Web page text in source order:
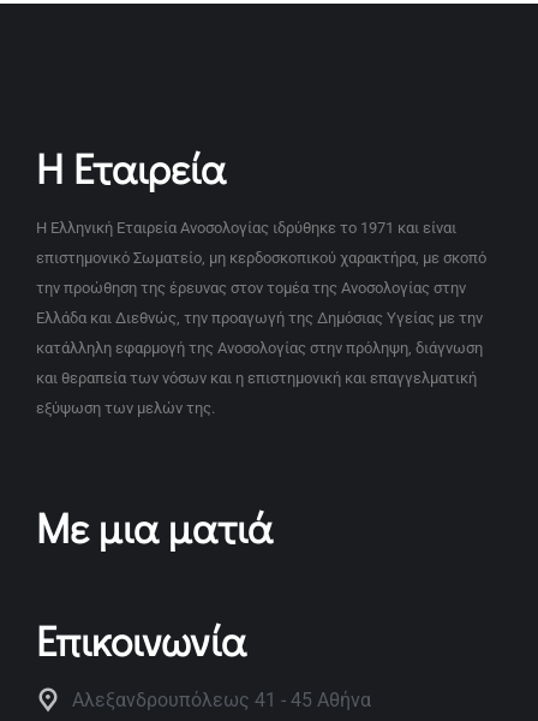
Η Εταιρεία
Η Ελληνική Εταιρεία Ανοσολογίας ιδρύθηκε το 1971 και είναι
επιστημονικό Σωματείο, μη κερδοσκοπικού χαρακτήρα, με σκοπό
την προώθηση της έρευνας στον τομέα της Ανοσολογίας στην
Ελλάδα και Διεθνώς, την προαγωγή της Δημόσιας Υγείας με την
κατάλληλη εφαρμογή της Ανοσολογίας στην πρόληψη, διάγνωση
και θεραπεία των νόσων και η επιστημονική και επαγγελματική
εξύψωση των μελών της.
Με μια ματιά
Επικοινωνία
Αλεξανδρουπόλεως 41 - 45 Αθήνα